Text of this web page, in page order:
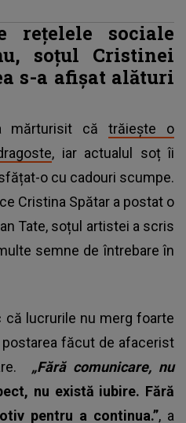
rețelele sociale
soțul Cristinei
s-a afișat alături
mărturisit cătrăiește o
, iar actualul soț îi
o cu cadouri scumpe.
Cristina Spătar a postat o
Tate, soțul artistei a scris
semne de întrebare în
că lucrurile nu merg foarte
făcut de afacerist
„Fără comunicare, nu
nu există iubire. Fără
pentru a continua.”, a